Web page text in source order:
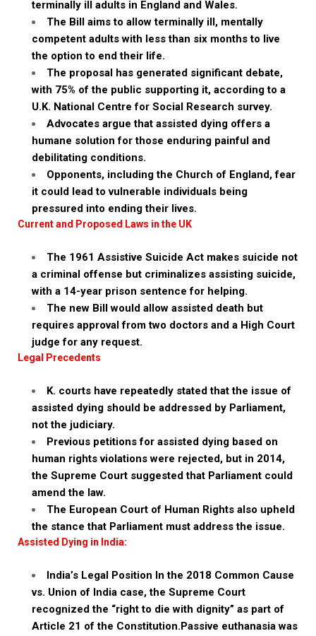
terminally ill adults in England and Wales.
The Bill aims to allow terminally ill, mentally
competent adults with less than six months to live
the option to end their life.
The proposal has generated significant debate,
with 75% of the public supporting it, according to a
U.K. National Centre for Social Research survey.
Advocates argue that assisted dying offers a
humane solution for those enduring painful and
debilitating conditions.
Opponents, including the Church of England, fear
it could lead to vulnerable individuals being
pressured into ending their lives.
Current and Proposed Laws in the UK
The 1961 Assistive Suicide Act makes suicide not
a criminal offense but criminalizes assisting suicide,
with a 14-year prison sentence for helping.
The new Bill would allow assisted death but
requires approval from two doctors and a High Court
judge for any request.
Legal Precedents
K. courts have repeatedly stated that the issue of
assisted dying should be addressed by Parliament,
not the judiciary.
Previous petitions for assisted dying based on
human rights violations were rejected, but in 2014,
the Supreme Court suggested that Parliament could
amend the law.
The European Court of Human Rights also upheld
the stance that Parliament must address the issue.
Assisted Dying in India:
India’s Legal Position In the 2018 Common Cause
vs. Union of India case, the Supreme Court
recognized the “right to die with dignity” as part of
Article 21 of the Constitution.Passive euthanasia was